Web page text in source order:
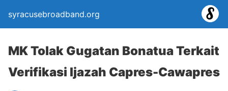
syracusebroadband.org
MK Tolak Gugatan Bonatua Terkait
Verifikasi Ijazah Capres-Cawapres